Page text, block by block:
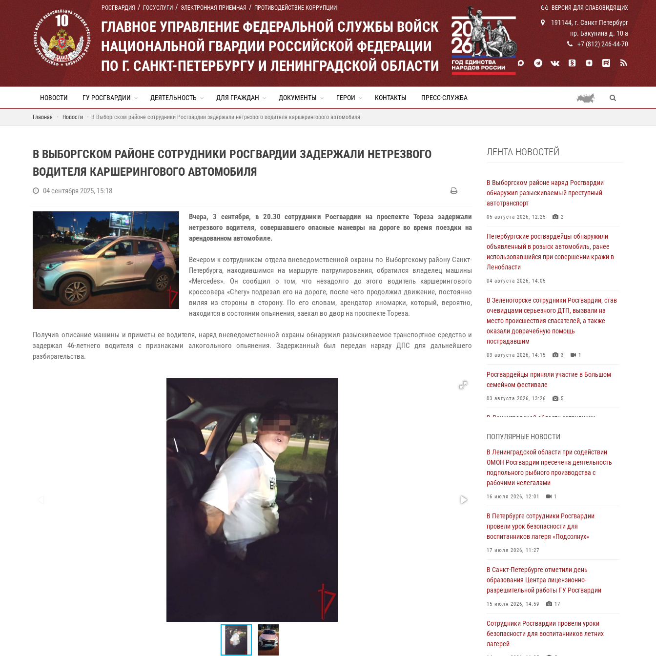
РОСГВАРДИЯ ГОСУСЛУГИ ЭЛЕКТРОННАЯ ПРИЕМНАЯ ПРОТИВОДЕЙСТВИЕ КОРРУПЦИИ ВЕРСИЯ ДЛЯ СЛАБОВИДЯЩИХ
ГЛАВНОЕ УПРАВЛЕНИЕ ФЕДЕРАЛЬНОЙ СЛУЖБЫ ВОЙСК
НАЦИОНАЛЬНОЙ ГВАРДИИ РОССИЙСКОЙ ФЕДЕРАЦИИ
ПО Г. САНКТ-ПЕТЕРБУРГУ И ЛЕНИНГРАДСКОЙ ОБЛАСТИ
191144, г. Санкт Петербург
пр. Бакунина д. 10 а
+7 (812) 246-44-70
НОВОСТИ ГУ РОСГВАРДИИ ДЕЯТЕЛЬНОСТЬ ДЛЯ ГРАЖДАН ДОКУМЕНТЫ ГЕРОИ КОНТАКТЫ ПРЕСС-СЛУЖБА
Главная Новости В Выборгском районе сотрудники Росгвардии задержали нетрезвого водителя каршерингового автомобиля
В ВЫБОРГСКОМ РАЙОНЕ СОТРУДНИКИ РОСГВАРДИИ ЗАДЕРЖАЛИ НЕТРЕЗВОГО
ВОДИТЕЛЯ КАРШЕРИНГОВОГО АВТОМОБИЛЯ
04 сентября 2025, 15:18
Вчера, 3 сентября, в 20.30 сотрудники Росгвардии на проспекте Тореза задержали
нетрезвого водителя, совершавшего опасные маневры на дороге во время поездки на
арендованном автомобиле.
Вечером к сотрудникам отдела вневедомственной охраны по Выборгскому району Санкт-
Петербурга, находившимся на маршруте патрулирования, обратился владелец машины
«Mercedes». Он сообщил о том, что незадолго до этого водитель каршерингового
кроссовера «Chery» подрезал его на дороге, после чего продолжил движение, постоянно
виляя из стороны в сторону. По его словам, арендатор иномарки, который, вероятно,
находится в состоянии опьянения, заехал во двор на проспекте Тореза.
Получив описание машины и приметы ее водителя, наряд вневедомственной охраны обнаружил разыскиваемое транспортное средство и
задержал 46-летнего водителя с признаками алкогольного опьянения. Задержанный был передан наряду ДПС для дальнейшего
разбирательства.
ЛЕНТА НОВОСТЕЙ
В Выборгском районе наряд Росгвардии
обнаружил разыскиваемый преступный
автотранспорт
05 августа 2026, 12:25 2
Петербургские росгвардейцы обнаружили
объявленный в розыск автомобиль, ранее
использовавшийся при совершении кражи в
Ленобласти
04 августа 2026, 14:05
В Зеленогорске сотрудники Росгвардии, став
очевидцами серьезного ДТП, вызвали на
место происшествия спасателей, а также
оказали доврачебную помощь
пострадавшим
03 августа 2026, 14:15 3 1
Росгвардейцы приняли участие в Большом
семейном фестивале
03 августа 2026, 13:26 5
В Ленинградской области сотрудники
мальчика с нарушением слуха и помогли ему
вернуться домой
03 августа 2026, 11:51
В Санкт-Петербурге при содействии СОБР
03 августа 2026, 10:15 1
Сотрудники ГУ Росгвардии приняли участие в
боевому самбо
03 августа 2026, 10:07 7 1
В Ленобласти сотрудники ОМОН Росгвардии
профилактического мероприятия
03 августа 2026, 09:16 5
В Петербурге сотрудники Росгвардии
ПОПУЛЯРНЫЕ НОВОСТИ
В Ленинградской области при содействии
ОМОН Росгвардии пресечена деятельность
подпольного рыбного производства с
рабочими-нелегалами
16 июля 2026, 12:01 1
В Петербурге сотрудники Росгвардии
провели урок безопасности для
воспитанников лагеря «Подсолнух»
17 июля 2026, 11:27
В Санкт-Петербурге отметили день
образования Центра лицензионно-
разрешительной работы ГУ Росгвардии
15 июля 2026, 14:59 17
Сотрудники Росгвардии провели уроки
безопасности для воспитанников летних
лагерей